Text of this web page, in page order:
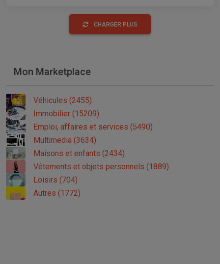
CHARGER PLUS
Mon Marketplace
Véhicules (2455)
Immobilier (15209)
Emploi, affaires et services (5490)
Multimedia (3634)
Maisons et enfants (2434)
Vêtements et objets personnels (1889)
Loisirs (704)
Autres (1772)